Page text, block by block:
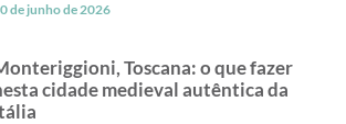
de junho de 2026
Toscana: o que fazer
cidade medieval autêntica da